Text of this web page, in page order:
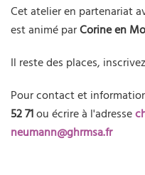
Cet atelier en partenariat
est animé parCorine en
Il reste des places,
Pour contact et
52 71ou écrire à l'adresse
neumann@ghrmsa.fr